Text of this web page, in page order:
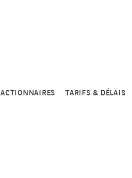
ACTIONNAIRES TARIFS & DÉLAIS